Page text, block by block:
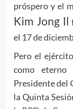
próspero y el
Kim Jong Il
el 17 de
Pero el
como eterno
Presidente del
la Quinta